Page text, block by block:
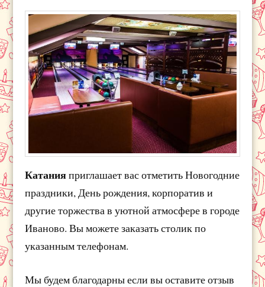
Катанияприглашает вас отметить Новогодние
праздники, День рождения, корпоратив и
другие торжества в уютной атмосфере в городе
Иваново. Вы можете заказать столик по
указанным телефонам.
Мы будем благодарны если вы оставите отзыв